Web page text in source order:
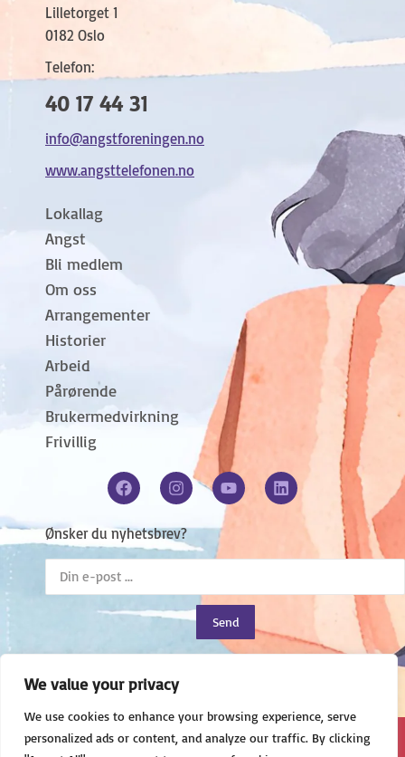
We value your privacy
We use cookies to enhance your browsing experience, serve
personalized ads or content, and analyze our traffic. By clicking
Lilletorget 1
0182 Oslo
Telefon:
40 17 44 31
info@angstforeningen.no
www.angsttelefonen.no
Lokallag
Angst
Bli medlem
Om oss
Arrangementer
Historier
Arbeid
Pårørende
Brukermedvirkning
Frivillig
Ønsker du nyhetsbrev?
Send
PresseVedtekter Samfunnspolitisk plattform 2025-2027 Personvern